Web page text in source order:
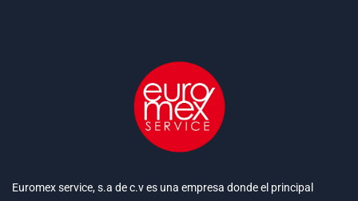
Euromex service, s.a de c.v es una empresa donde el principal